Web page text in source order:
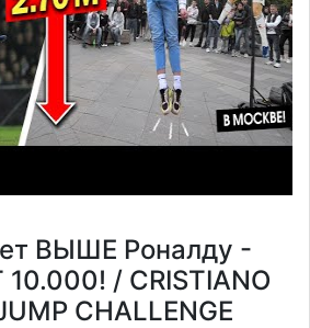
ВЫШЕ Роналду -
/ CRISTIANO
CHALLENGE